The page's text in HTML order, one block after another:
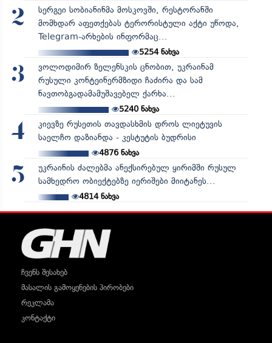
2
სერგეი სობიანინმა მოსკოვში, რესტორანში
მომხდარ აფეთქებას ტერორისტული აქტი უწოდა,
Telegram-არხების ინფორმაც...
5254ნახვა
3
ვოლოდიმირ ზელენსკის ცნობით, უკრაინამ
რუსული კონტეინერმზიდი ჩაძირა და სამ
ნავთობგადამამუშავებელ ქარხა...
5240ნახვა
4
კიევზე რუსეთის თავდასხმის დროს ლიეტუვის
საელჩო დაზიანდა - კესტუტის ბუდრისი
4876ნახვა
5
უკრაინის ძალებმა ანექსირებულ ყირიმში რუსულ
სამხედრო ობიექტებზე იერიშები მიიტანეს...
4814ნახვა
ჩვენს შესახებ
მასალის გამოყენების პირობები
რეკლამა
კონტაქტი